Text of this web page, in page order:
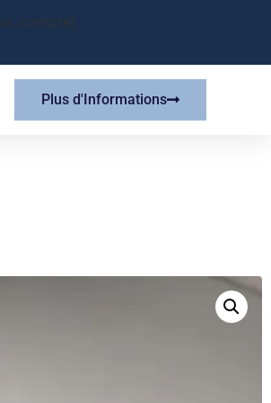
Plus d'Informations